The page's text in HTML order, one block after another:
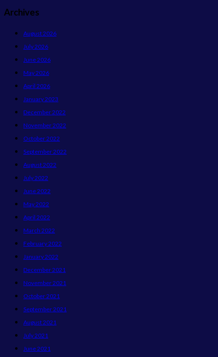
Archives
August 2026
July 2026
June 2026
May 2026
April 2026
January 2023
December 2022
November 2022
October 2022
September 2022
August 2022
July 2022
June 2022
May 2022
April 2022
March 2022
February 2022
January 2022
December 2021
November 2021
October 2021
September 2021
August 2021
July 2021
June 2021